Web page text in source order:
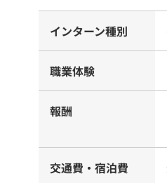
インターン種別
職業体験
報酬
交通費・宿泊費